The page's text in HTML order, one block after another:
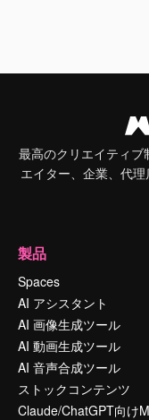
最高のクリエイティブ
エイター、企業、代
製品
Spaces
AI アシスタント
AI 画像生成ツール
AI 動画生成ツール
AI 音声合成ツール
ストックコンテンツ
Claude/ChatGPT向け